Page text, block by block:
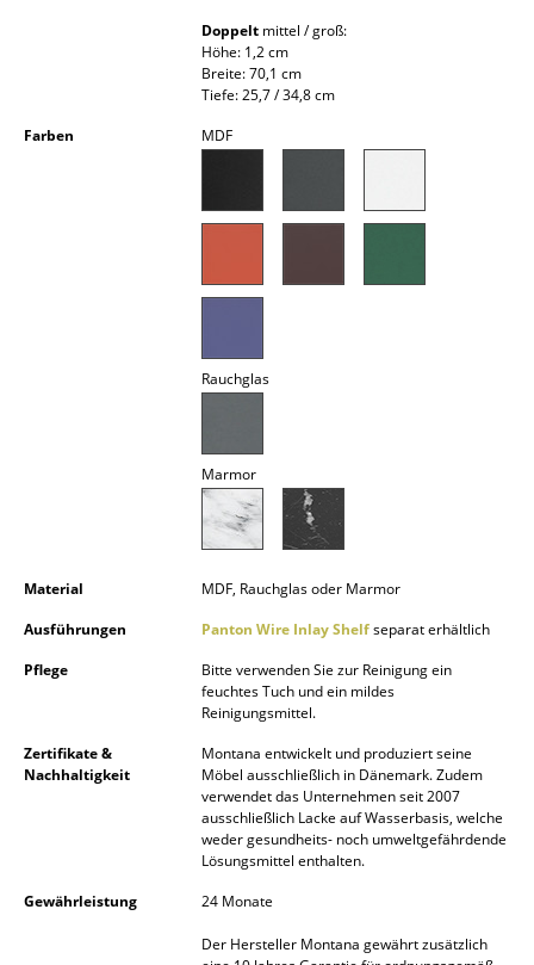
Schreibtischleuchten
Kinderbetten
Nachttische & Bettzubehör
Accessoires
Doppelt mittel / groß:
Höhe: 1,2 cm
Breite: 70,1 cm
Tiefe: 25,7 / 34,8 cm
Farben
MDF
Rauchglas
Marmor
Material
MDF, Rauchglas oder Marmor
Ausführungen
Panton Wire Inlay Shelfseparat erhältlich
Pflege
Bitte verwenden Sie zur Reinigung ein
feuchtes Tuch und ein mildes
Reinigungsmittel.
Zertifikate &
Nachhaltigkeit
Montana entwickelt und produziert seine
Möbel ausschließlich in Dänemark. Zudem
verwendet das Unternehmen seit 2007
ausschließlich Lacke auf Wasserbasis, welche
weder gesundheits- noch umweltgefährdende
Lösungsmittel enthalten.
Gewährleistung
24 Monate
Der Hersteller Montana gewährt zusätzlich